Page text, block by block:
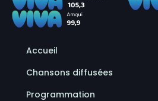
Accueil
Chansons diffusées
Programmation